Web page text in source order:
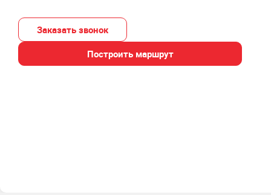
Заказать звонок
Построить маршрут